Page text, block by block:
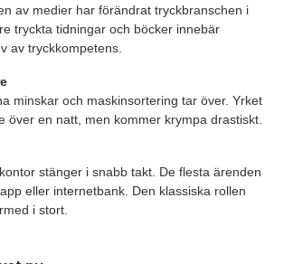
av medier har förändrat tryckbranschen i
tryckta tidningar och böcker innebär
av tryckkompetens.
minskar och maskinsortering tar över. Yrket
över en natt, men kommer krympa drastiskt.
stänger i snabb takt. De flesta ärenden
eller internetbank. Den klassiska rollen
i stort.